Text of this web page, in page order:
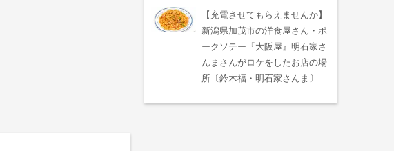
【充電させてもらえませんか】
新潟県加茂市の洋食屋さん・ポ
ークソテー『大阪屋』明石家さ
んまさんがロケをしたお店の場
所〔鈴木福・明石家さんま〕